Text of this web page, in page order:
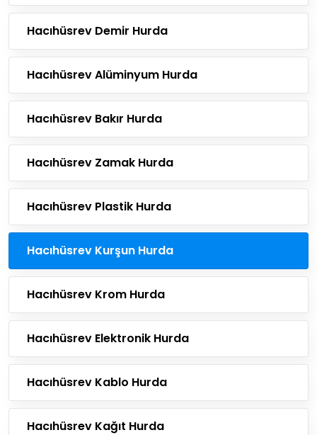
Hacıhüsrev Demir Hurda
Hacıhüsrev Alüminyum Hurda
Hacıhüsrev Bakır Hurda
Hacıhüsrev Zamak Hurda
Hacıhüsrev Plastik Hurda
Hacıhüsrev Kurşun Hurda
Hacıhüsrev Krom Hurda
Hacıhüsrev Elektronik Hurda
Hacıhüsrev Kablo Hurda
Hacıhüsrev Kağıt Hurda